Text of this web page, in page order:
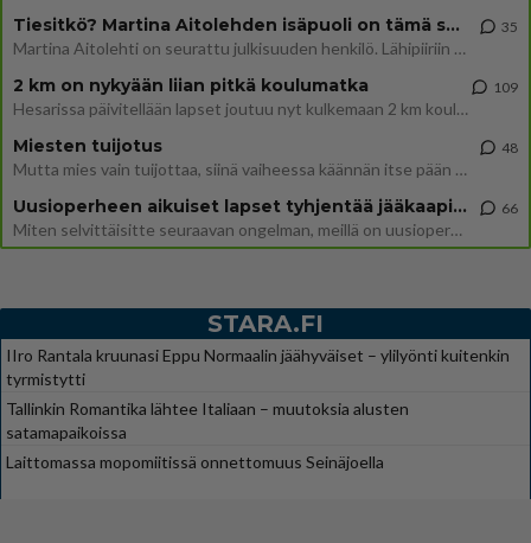
Tiesitkö? Martina Aitolehden isäpuoli on tämä suosittu laulaja
Martina Aitolehti on seurattu julkisuuden henkilö. Lähipiiriin mahtuu muitakin tunnettuja henkilöitä. Tiesitkö, että Ma
35
2 km on nykyään liian pitkä koulumatka
Hesarissa päivitellään lapset joutuu nyt kulkemaan 2 km kouluun jösses. Ruostefillarilla tuo matka menee vaikka miten äk
109
Miesten tuijotus
Mutta mies vain tuijottaa, siinä vaiheessa käännän itse pään pois. Mikä juttu? Yleensä jos joku tuijottaa tai katsoo, hä
48
Uusioperheen aikuiset lapset tyhjentää jääkaapin käydessään
Miten selvittäisitte seuraavan ongelman, meillä on uusioperhe, minulla teini-ikäiset lapset ja puolisolla aikuiset, jotk
66
STARA.FI
IIro Rantala kruunasi Eppu Normaalin jäähyväiset – ylilyönti kuitenkin
tyrmistytti
Tallinkin Romantika lähtee Italiaan – muutoksia alusten
satamapaikoissa
Laittomassa mopomiitissä onnettomuus Seinäjoella